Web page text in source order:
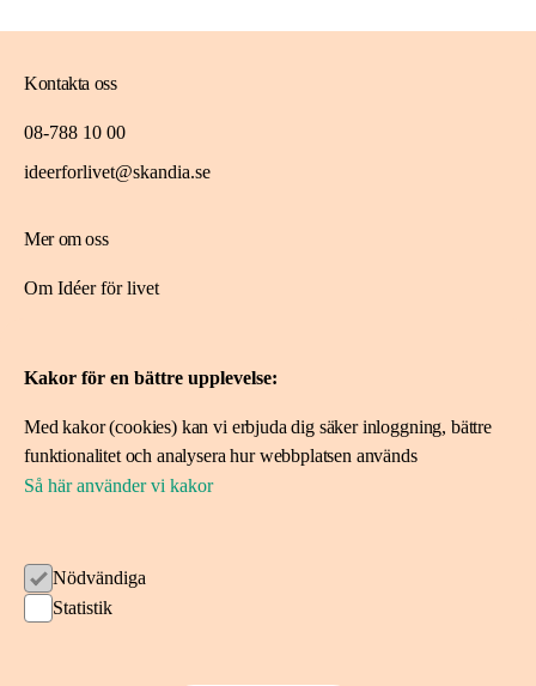
Mer om oss
Om Idéer för livet
Projekt vi stöttat
Kontakta oss
08-788 10 00
ideerforlivet@skandia.se
Kakor för en bättre upplevelse:
Med kakor (cookies) kan vi erbjuda dig säker inloggning, bättre
funktionalitet och analysera hur webbplatsen används
Så här använder vi kakor
Nödvändiga
Statistik